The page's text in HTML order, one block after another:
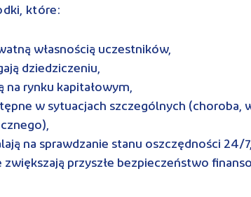
które:
własnością uczestników,
dziedziczeniu,
na rynku kapitałowym,
w sytuacjach szczególnych (choroba,
na sprawdzanie stanu oszczędności 24/7,
zwiększają przyszłe bezpieczeństwo